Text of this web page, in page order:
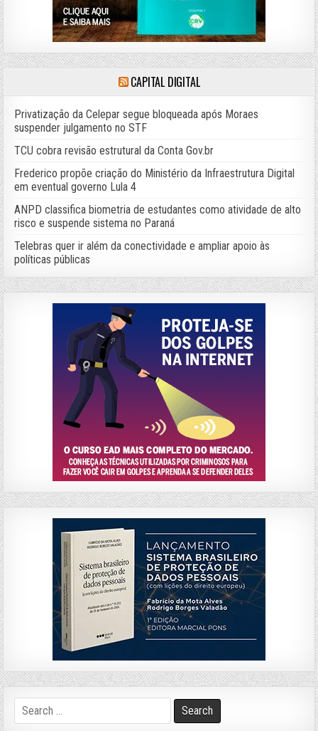
CAPITAL DIGITAL
Privatização da Celepar segue bloqueada após Moraes
suspender julgamento no STF
TCU cobra revisão estrutural da Conta Gov.br
Frederico propõe criação do Ministério da Infraestrutura Digital
em eventual governo Lula 4
ANPD classifica biometria de estudantes como atividade de alto
risco e suspende sistema no Paraná
Telebras quer ir além da conectividade e ampliar apoio às
políticas públicas
Search
for: